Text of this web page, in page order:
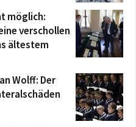
möglich:
verschollen
ältestem
Wolff: Der